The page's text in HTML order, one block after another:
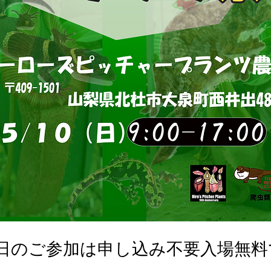
のご参加は申し込み不要入場無